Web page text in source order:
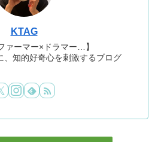
KTAG
ァーマー×ドラマー…】
、知的好奇心を刺激するブログ